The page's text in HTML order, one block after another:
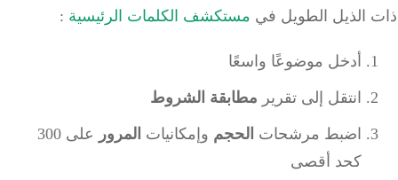
الذيل الطويل فيمستكشف الكلمات الرئيسية:
أدخل موضوعًا واسعًا
انتقل إلى تقرير مطابقة الشروط
اضبط مرشحاتالحجموإمكانياتالمرور
على 300
كحد أقصى